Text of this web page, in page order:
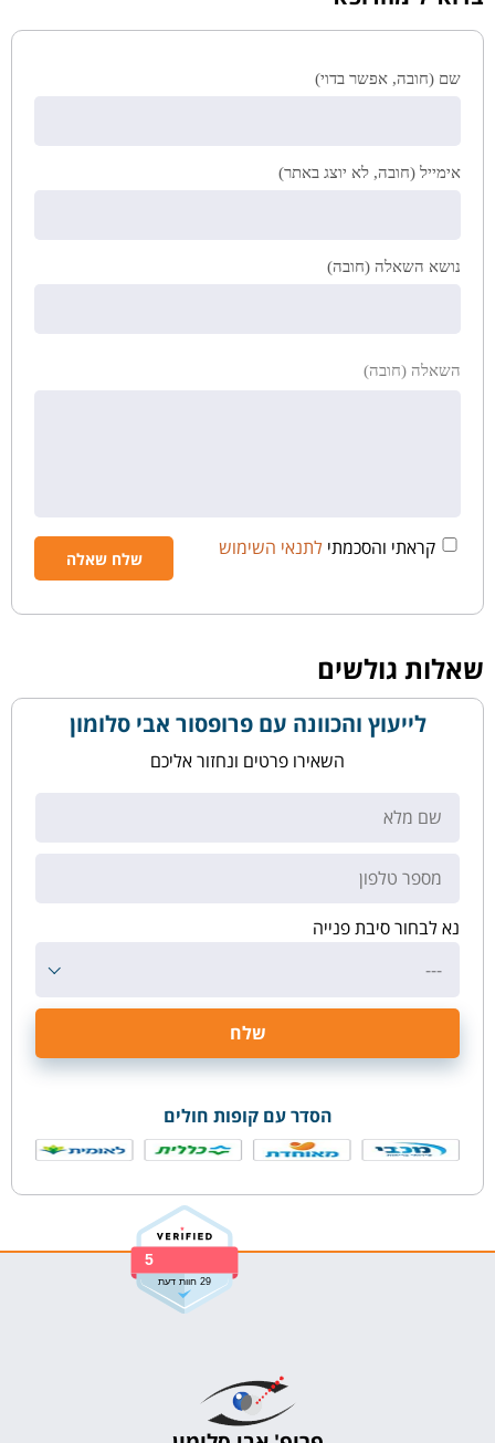
שם (חובה, אפשר בדוי)
אימייל (חובה, לא יוצג באתר)
נושא השאלה (חובה)
השאלה (חובה)
קראתי והסכמתי לתנאי השימוש
שאלות גולשים
לייעוץ והכוונה עם פרופסור אבי סלומון
השאירו פרטים ונחזור אליכם
נא לבחור סיבת פנייה
---
הסדר עם קופות חולים
5
29 חוות דעת